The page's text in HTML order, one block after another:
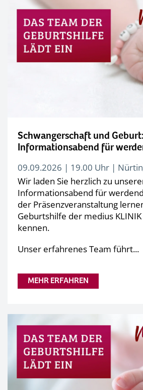
Schwangerschaft und Geburt:
Informationsabend für
09.09.2026 | 19.00 Uhr |
Wir laden Sie herzlich zu
Informationsabend für
der Präsenzveranstaltung
Geburtshilfe der medius KLINIK
kennen.
Unser erfahrenes Team führt...
MEHR ERFAHREN